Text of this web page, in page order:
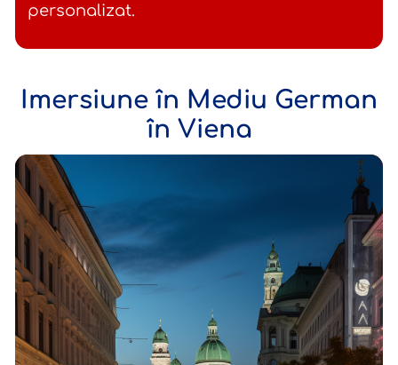
personalizat.
Imersiune în Mediu German
în Viena